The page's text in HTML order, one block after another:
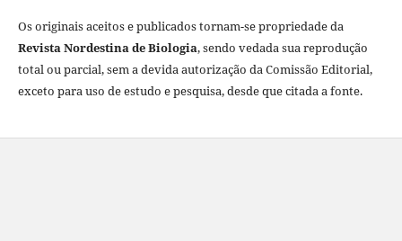
Os originais aceitos e publicados tornam-se propriedade da
Revista Nordestina de Biologia, sendo vedada sua reprodução
total ou parcial, sem a devida autorização da Comissão Editorial,
exceto para uso de estudo e pesquisa, desde que citada a fonte.